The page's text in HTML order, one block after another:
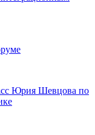
Юрия Шевцова по